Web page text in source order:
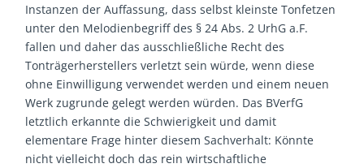
Instanzen der Auffassung, dass selbst kleinste Tonfetzen
unter den Melodienbegriff des § 24 Abs. 2 UrhG a.F.
fallen und daher das ausschließliche Recht des
Tonträgerherstellers verletzt sein würde, wenn diese
ohne Einwilligung verwendet werden und einem neuen
Werk zugrunde gelegt werden würden. Das BVerfG
letztlich erkannte die Schwierigkeit und damit
elementare Frage hinter diesem Sachverhalt: Könnte
nicht vielleicht doch das rein wirtschaftliche